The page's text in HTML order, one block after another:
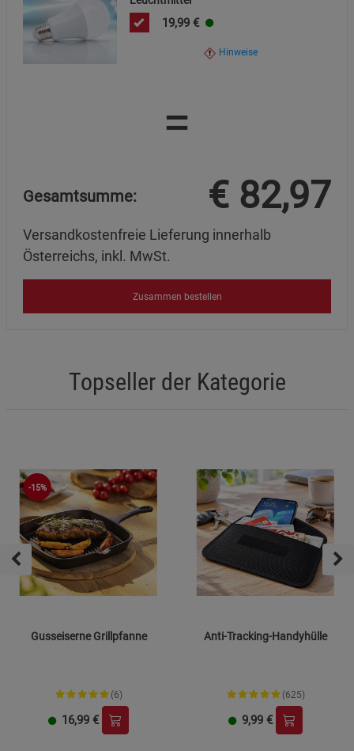
19,99 €
Hinweise
=
Gesamtsumme: € 82,97
Versandkostenfreie Lieferung innerhalb
Österreichs, inkl. MwSt.
Zusammen bestellen
Topseller der Kategorie
-15%
Gusseiserne Grillpfanne
(6)
16,99 €
Anti-Tracking-Handyhülle
(625)
9,99 €